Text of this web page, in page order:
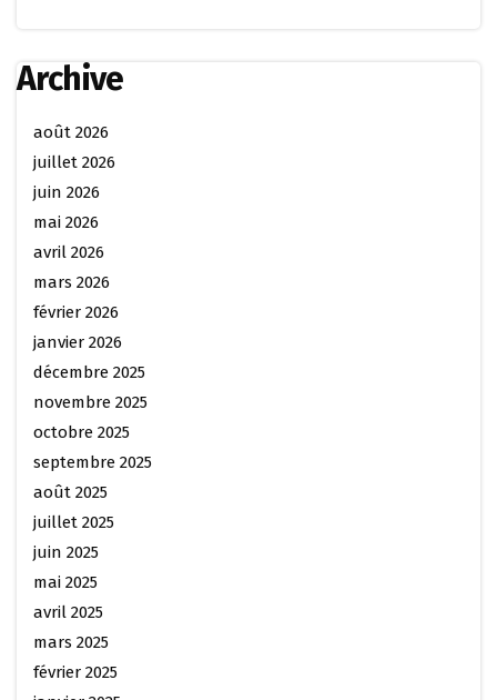
Archive
août 2026
juillet 2026
juin 2026
mai 2026
avril 2026
mars 2026
février 2026
janvier 2026
décembre 2025
novembre 2025
octobre 2025
septembre 2025
août 2025
juillet 2025
juin 2025
mai 2025
avril 2025
mars 2025
février 2025